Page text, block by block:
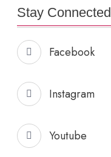
Stay Connected
Facebook
Instagram
Youtube